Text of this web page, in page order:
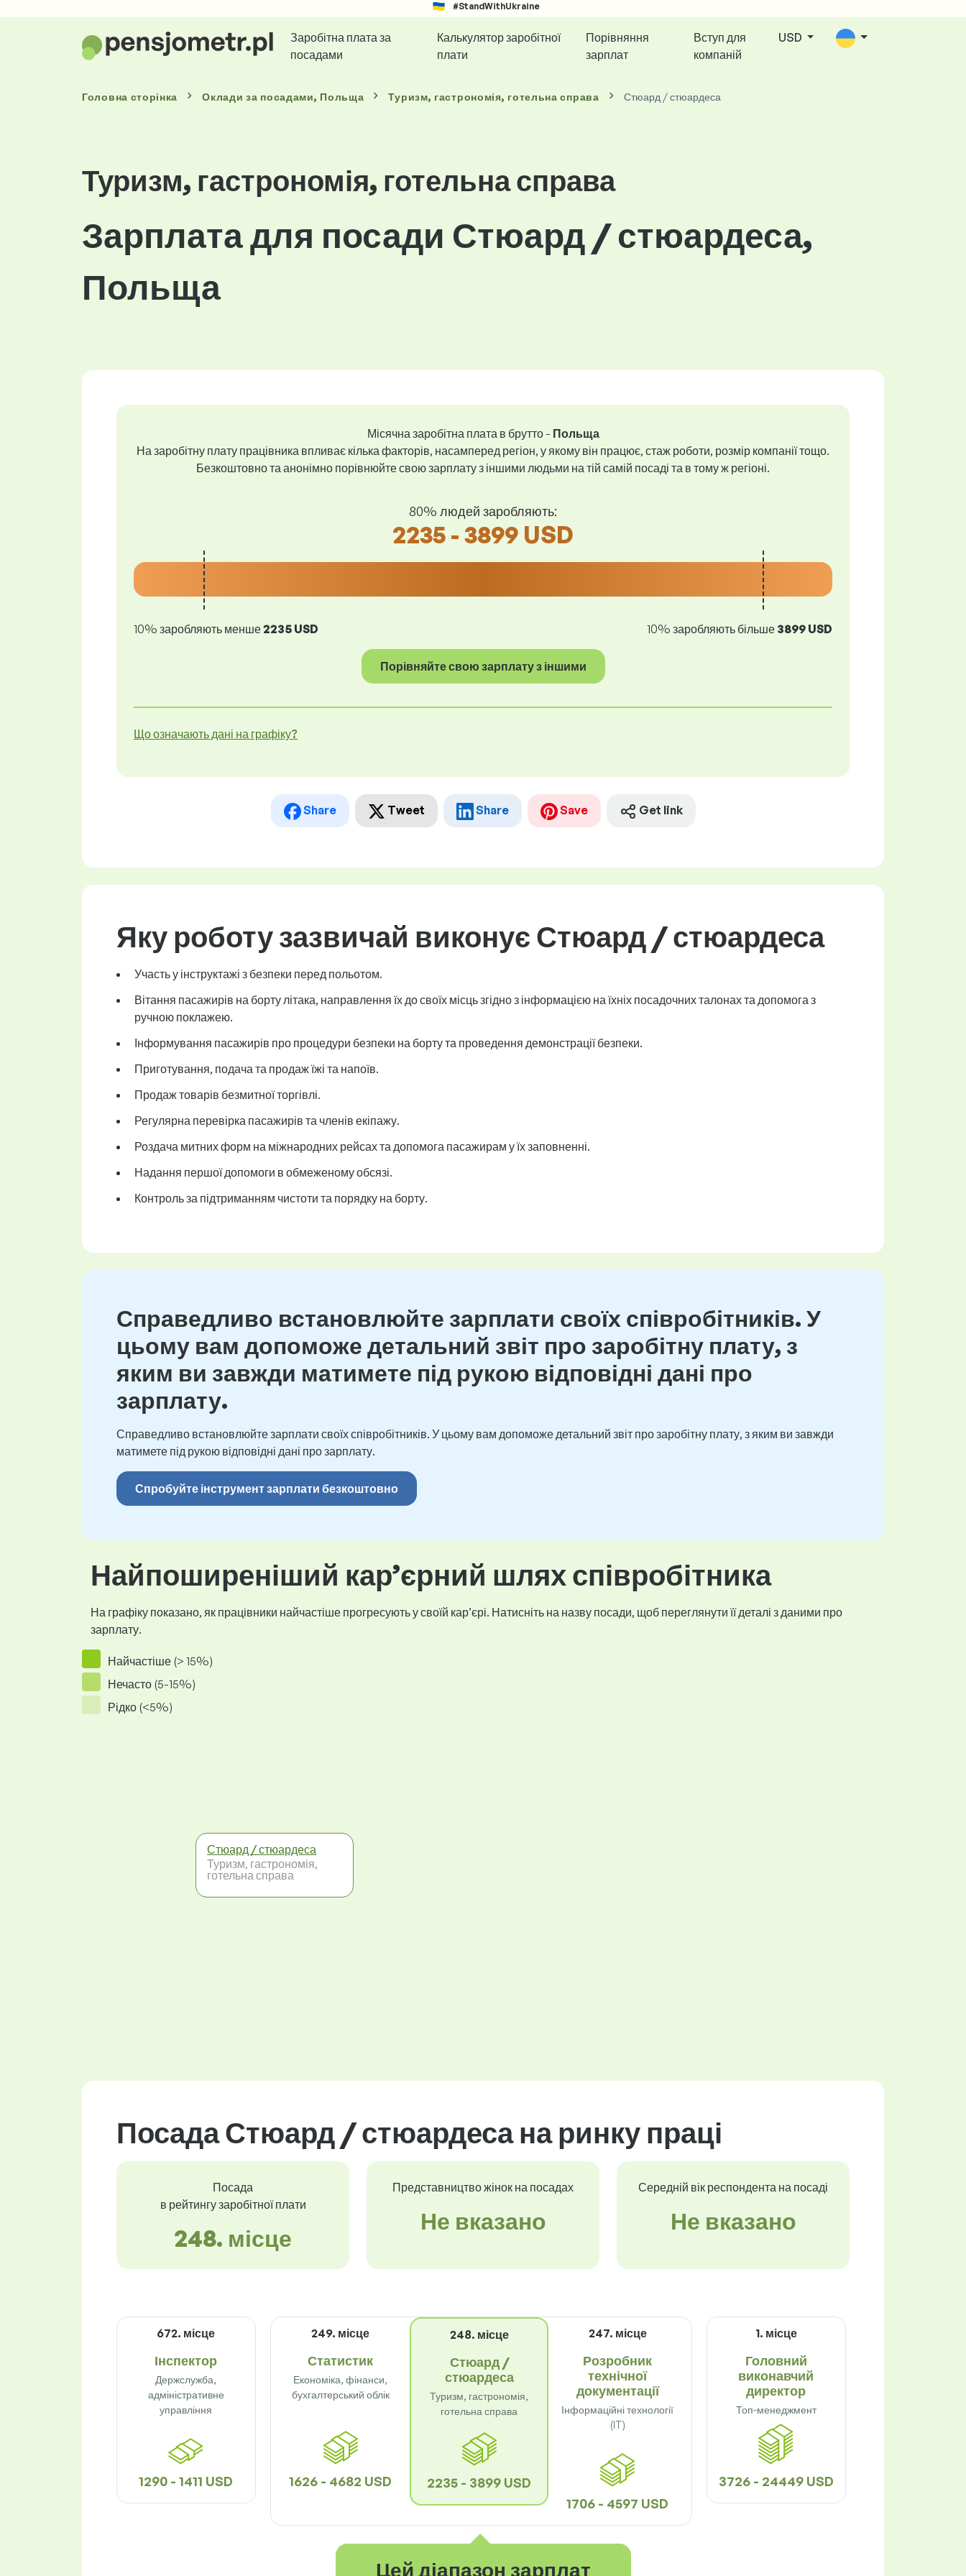
#StandWithUkraine
Заробітна плата за
посадами
Калькулятор заробітної
плати
Порівняння
зарплат
Вступ для
компаній
USD
Головна сторінка Окладиза посадами, Польща Туризм, гастрономія, готельна справа Стюард / стюардеса
Туризм, гастрономія, готельна справа
Зарплата для посади Стюард / стюардеса,
Польща
Місячна заробітна плата в брутто - Польща
На заробітну плату працівника впливає кілька факторів, насамперед регіон, у якому він працює, стаж роботи, розмір компанії тощо.
Безкоштовно та анонімно порівнюйте свою зарплату з іншими людьми на тій самій посаді та в тому ж регіоні.
80% людей заробляють:
2235 - 3899 USD
10% заробляють менше2235 USD 10% заробляють більше 3899 USD
Порівняйте свою зарплату з іншими
Що означають дані на графіку?
Share Tweet Share Save Get link
Яку роботу зазвичай виконує Стюард / стюардеса
Участь у інструктажі з безпеки перед польотом.
Вітання пасажирів на борту літака, направлення їх до своїх місць згідно з інформацією на їхніх посадочних талонах та допомога з
ручною поклажею.
Інформування пасажирів про процедури безпеки на борту та проведення демонстрації безпеки.
Приготування, подача та продаж їжі та напоїв.
Продаж товарів безмитної торгівлі.
Регулярна перевірка пасажирів та членів екіпажу.
Роздача митних форм на міжнародних рейсах та допомога пасажирам у їх заповненні.
Надання першої допомоги в обмеженому обсязі.
Контроль за підтриманням чистоти та порядку на борту.
Справедливо встановлюйте зарплати своїх співробітників. У
цьому вам допоможе детальний звіт про заробітну плату, з
яким ви завжди матимете під рукою відповідні дані про
зарплату.
Справедливо встановлюйте зарплати своїх співробітників. У цьому вам допоможе детальний звіт про заробітну плату, з яким ви завжди
матимете під рукою відповідні дані про зарплату.
Спробуйте інструмент зарплати безкоштовно
Найпоширеніший кар’єрний шлях співробітника
На графіку показано, як працівники найчастіше прогресують у своїй кар’єрі. Натисніть на назву посади, щоб переглянути її деталі з даними про
зарплату.
Найчастіше (> 15%)
Нечасто (5-15%)
Рідко (<5%)
Стюард / стюардеса
Туризм, гастрономія,
готельна справа
Посада Стюард / стюардеса на ринку праці
Посада
в рейтингу заробітної плати
248. місце
Представництво жінок на посадах
Не вказано
Середній вік респондента на посаді
Не вказано
672. місце
Інспектор
Держслужба,
адміністративне
управління
1290 - 1411 USD
249. місце
Статистик
Економіка, фінанси,
бухгалтерський облік
1626 - 4682 USD
248. місце
Стюард /
стюардеса
Туризм, гастрономія,
готельна справа
2235 - 3899 USD
247. місце
Розробник
технічної
документації
Інформаційні технології
(IT)
1706 - 4597 USD
1. місце
Головний
виконавчий
директор
Топ-менеджмент
3726 - 24449 USD
Цей діапазон зарплат